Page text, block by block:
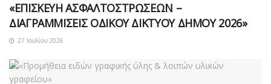
«ΕΠΙΣΚΕΥΗ ΑΣΦΑΛΤΟΣΤΡΩΣΕΩΝ –
ΔΙΑΓΡΑΜΜΙΣΕΙΣ ΟΔΙΚΟΥ ΔΙΚΤΥΟΥ ΔΗΜΟΥ 2026»
27 Ιουλίου 2026